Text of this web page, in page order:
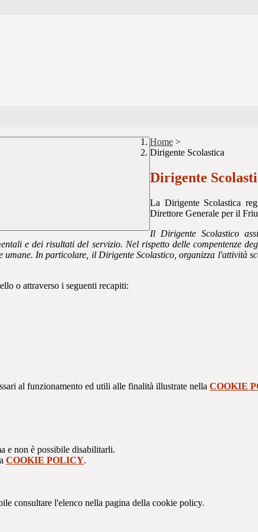
Home >
Dirigente Scolastica
Dirigente
La Dirigente Scolastica
Direttore Generale per il
Il Dirigente Scolastico
e dei risultati del servizio. Nel rispetto delle compentenze
In particolare, il Dirigente Scolastico, organizza l'attività
o attraverso i seguenti recapiti:
al funzionamento ed utili alle finalità illustrate nella COOKIE
e non è possibile disabilitarli.
COOKIE POLICY.
consultare l'elenco nella pagina della cookie policy.